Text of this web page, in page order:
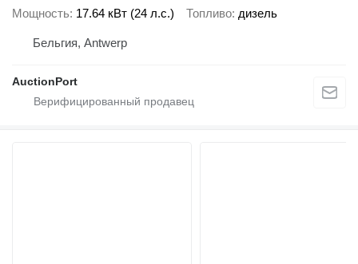
Мощность 17.64 кВт (24 л.с.) Топливо дизель
Бельгия, Antwerp
AuctionPort